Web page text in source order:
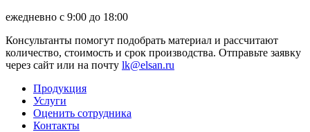
ежедневно с 9:00 до 18:00
Консультанты помогут подобрать материал и рассчитают
количество, стоимость и срок производства. Отправьте заявку
через сайт или на почту lk@elsan.ru
Продукция
Услуги
Оценить сотрудника
Контакты